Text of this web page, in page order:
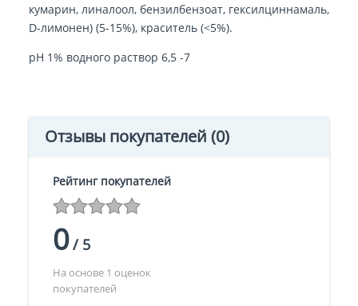
кумарин, линалоол, бензилбензоат, гексилциннамаль,
D-лимонен) (5-15%), краситель (<5%).
рН 1% водного раствор 6,5 -7
Отзывы покупателей (0)
Рейтинг покупателей
0/5
На основе 1 оценок
покупателей